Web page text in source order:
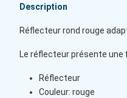
Description
Réflecteur rond rouge
Le réflecteur présente une
Réflecteur
Couleur: rouge